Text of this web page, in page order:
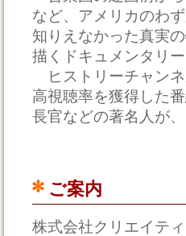
など、アメリカのわ
知りえなかった真実
描くドキュメンタリー
ヒストリーチャン
高視聴率を獲得した
長官などの著名人が
ご案内
株式会社クリエイテ